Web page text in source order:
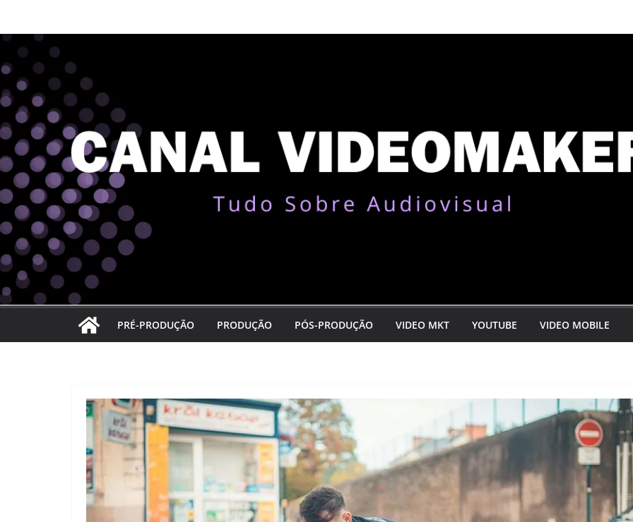
PRÉ-PRODUÇÃO PRODUÇÃO PÓS-PRODUÇÃO VIDEO MKT YOUTUBE VIDEO MOBILE